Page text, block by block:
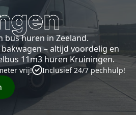
bus huren in Zeeland.
– altijd voordelig en
11m3 huren Kruiningen.
vrij! Inclusief 24/7 pechhulp!